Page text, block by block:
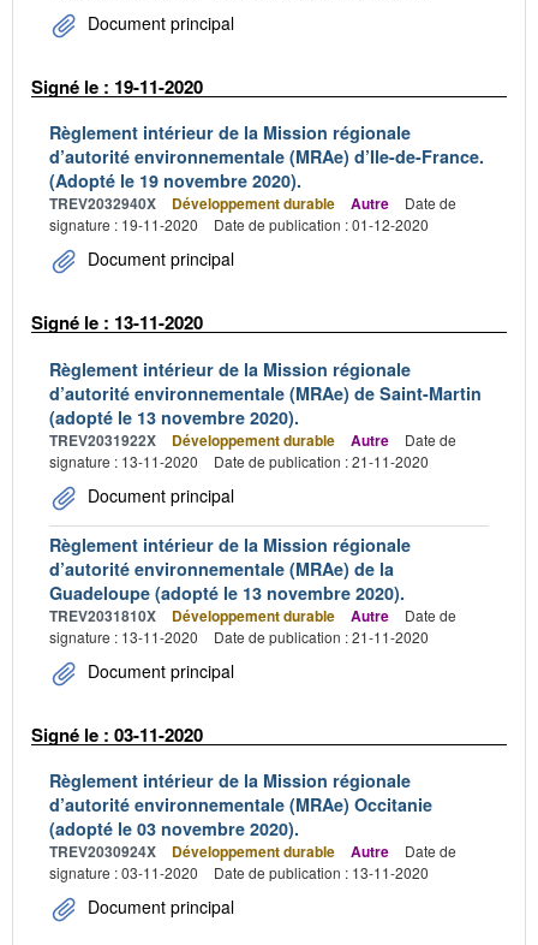
Document principal
Signé le : 19-11-2020
Règlement intérieur de la Mission régionale
d’autorité environnementale (MRAe) d’Ile-de-France.
(Adopté le 19 novembre 2020).
TREV2032940X Développement durable Autre
Date de
signature : 19-11-2020
Date de publication : 01-12-2020
Document principal
Signé le : 13-11-2020
Règlement intérieur de la Mission régionale
d’autorité environnementale (MRAe) de Saint-Martin
(adopté le 13 novembre 2020).
TREV2031922X Développement durable Autre
Date de
signature : 13-11-2020
Date de publication : 21-11-2020
Document principal
Règlement intérieur de la Mission régionale
d’autorité environnementale (MRAe) de la
Guadeloupe (adopté le 13 novembre 2020).
TREV2031810X Développement durable Autre
Date de
signature : 13-11-2020
Date de publication : 21-11-2020
Document principal
Signé le : 03-11-2020
Règlement intérieur de la Mission régionale
d’autorité environnementale (MRAe) Occitanie
(adopté le 03 novembre 2020).
TREV2030924X Développement durable Autre
Date de
signature : 03-11-2020
Date de publication : 13-11-2020
Document principal